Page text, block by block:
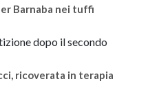
Barnaba nei tuffi
dopo il secondo
ricoverata in terapia